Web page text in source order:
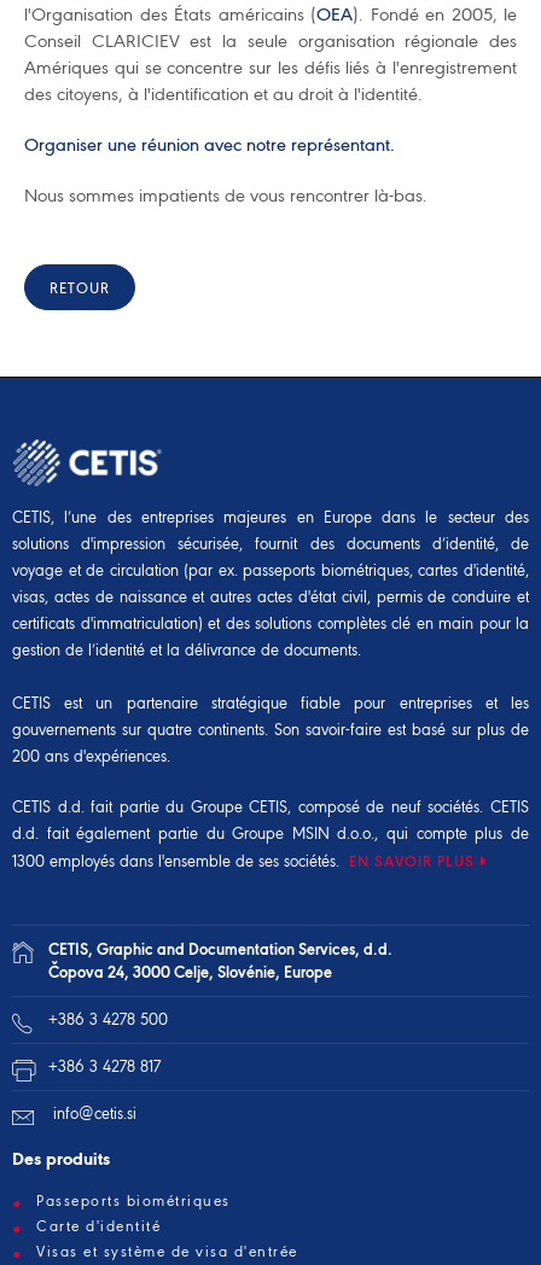
l'Organisation des États américains (OEA). Fondé en 2005, le
Conseil CLARICIEV est la seule organisation régionale des
Amériques qui se concentre sur les défis liés à l'enregistrement
des citoyens, à l'identification et au droit à l'identité.
Organiser une réunion avec notre représentant.
Nous sommes impatients de vous rencontrer là-bas.
RETOUR
CETIS, l’une des entreprises majeures en Europe dans le secteur des
solutions d'impression sécurisée, fournit des documents d’identité, de
voyage et de circulation (par ex. passeports biométriques, cartes d'identité,
visas, actes de naissance et autres actes d'état civil, permis de conduire et
certificats d'immatriculation) et des solutions complètes clé en main pour la
gestion de l’identité et la délivrance de documents.
CETIS est un partenaire stratégique fiable pour entreprises et les
gouvernements sur quatre continents. Son savoir-faire est basé sur plus de
200 ans d'expériences.
CETIS d.d. fait partie du Groupe CETIS, composé de neuf sociétés. CETIS
d.d. fait également partie duGroupe MSIN d.o.o. , qui compte plus de
1300 employés dans l'ensemble de ses sociétés. EN SAVOIR PLUS
CETIS, Graphic and Documentation Services, d.d.
Čopova 24, 3000 Celje, Slovénie, Europe
+386 3 4278 500
+386 3 4278 817
info@cetis.si
Des produits
Passeports biométriques
Carte d'identité
Visas et système de visa d'entrée